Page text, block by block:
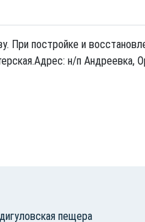
При постройке и
н/п Андреевка,